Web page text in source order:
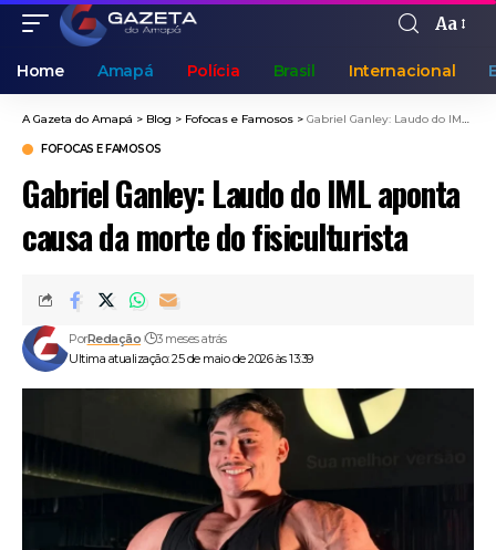
Aa
Home Amapá Polícia Brasil Internacional
A Gazeta do Amapá > Blog > Fofocas e Famosos > Gabriel Ganley: Laudo do IML aponta causa da morte do fisiculturista
FOFOCAS E FAMOSOS
Gabriel Ganley: Laudo do IML aponta
causa da morte do fisiculturista
Ultima atualização: 25 de maio de 2026 às 13:39
PorRedação 3 meses atrás